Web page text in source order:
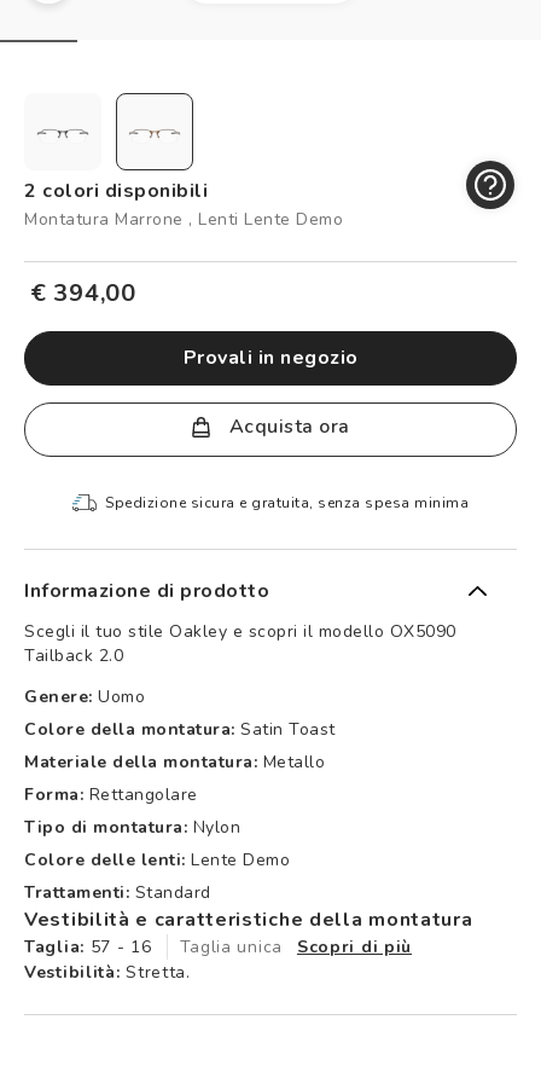
Controllo visivo
2 colori disponibili
Montatura Marrone , Lenti Lente Demo
€ 394,00
provali in negozio
Acquista ora
Spedizione sicura e gratuita, senza spesa minima
Informazione di prodotto
Scegli il tuo stile Oakley e scopri il modello OX5090
Tailback 2.0
Genere: Uomo
Colore della montatura: Satin Toast
Materiale della montatura: Metallo
Forma: Rettangolare
Tipo di montatura: Nylon
Colore delle lenti: Lente Demo
Trattamenti: Standard
Vestibilità e caratteristiche della montatura
Taglia: 57 - 16 Taglia unica
Scopri di più
Vestibilità: Stretta.